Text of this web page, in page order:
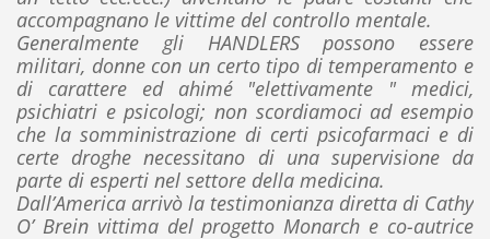
accompagnano le vittime del controllo mentale.
Generalmente gli HANDLERS possono essere
militari, donne con un certo tipo di temperamento e
di carattere ed ahimé "elettivamente " medici,
psichiatri e psicologi; non scordiamoci ad esempio
che la somministrazione di certi psicofarmaci e di
certe droghe necessitano di una supervisione da
parte di esperti nel settore della medicina.
Dall’America arrivò la testimonianza diretta di Cathy
O’ Brein vittima del progetto Monarch e co-autrice